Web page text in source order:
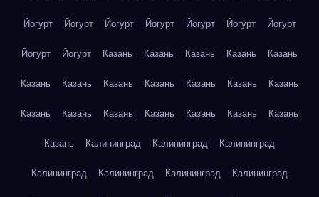
Йогурт Йогурт Йогурт Йогурт Йогурт Йогурт Йогурт
Йогурт Йогурт Казань Казань Казань Казань Казань
Казань Казань Казань Казань Казань Казань Казань
Казань Казань Казань Казань Казань Казань Казань
Казань Калининград Калининград Калининград
Калининград Калининград Калининград Калининград